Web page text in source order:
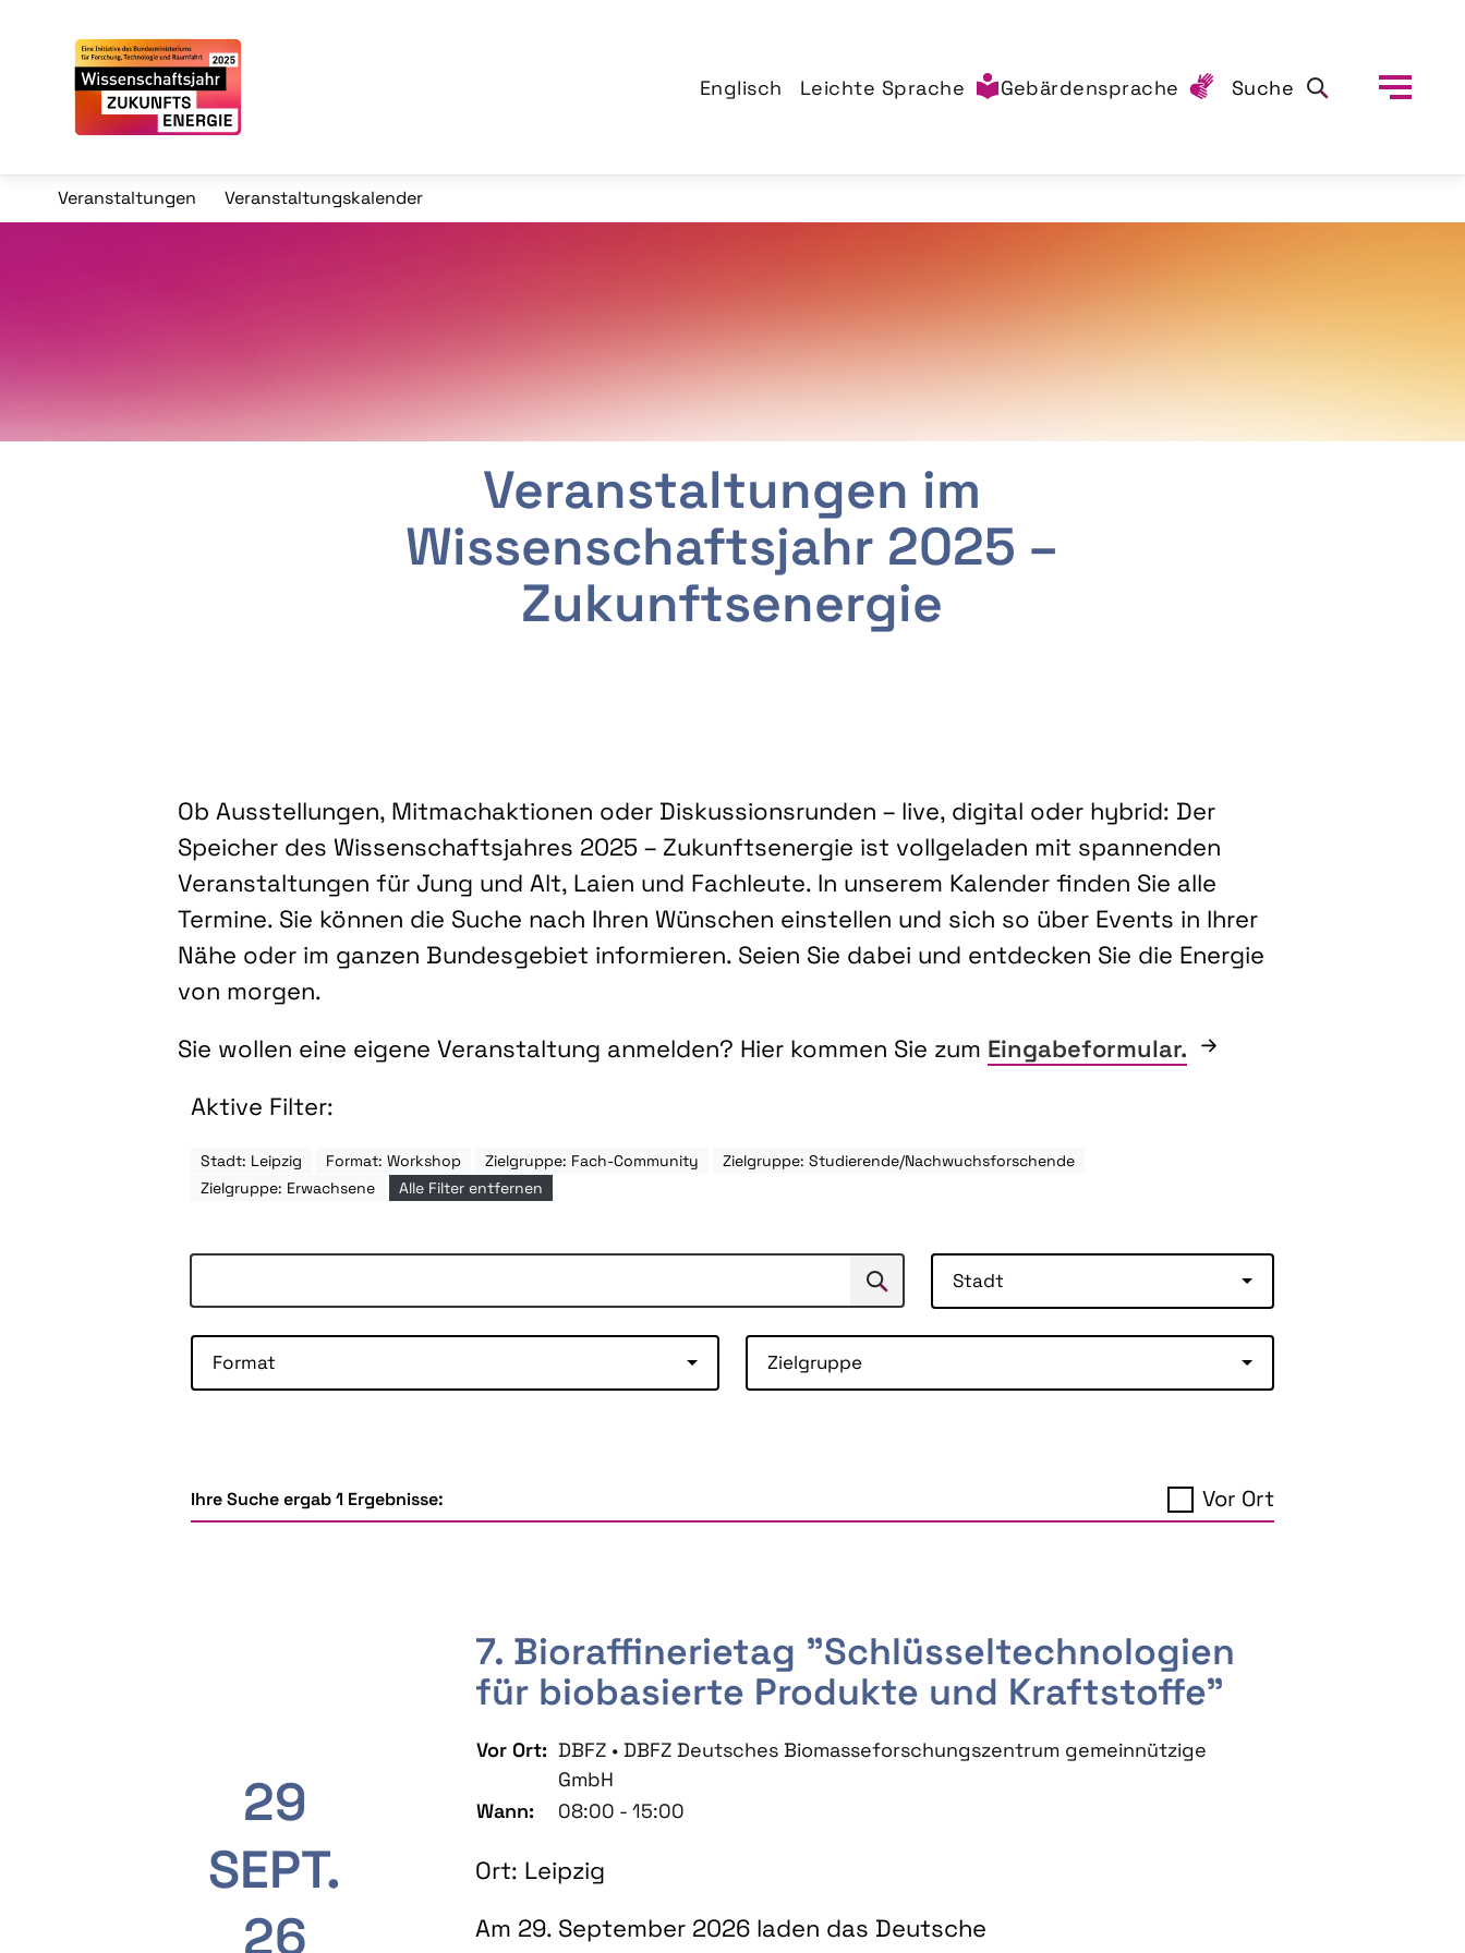
Englisch Leichte Sprache Gebärdensprache Suche
Veranstaltungen Veranstaltungskalender
Veranstaltungen im
Wissenschaftsjahr 2025 –
Zukunftsenergie
Ob Ausstellungen, Mitmachaktionen oder Diskussionsrunden – live, digital oder hybrid: Der
Speicher des Wissenschaftsjahres 2025 – Zukunftsenergie ist vollgeladen mit spannenden
Veranstaltungen für Jung und Alt, Laien und Fachleute. In unserem Kalender finden Sie alle
Termine. Sie können die Suche nach Ihren Wünschen einstellen und sich so über Events in Ihrer
Nähe oder im ganzen Bundesgebiet informieren. Seien Sie dabei und entdecken Sie die Energie
von morgen.
Sie wollen eine eigene Veranstaltung anmelden? Hier kommen Sie zum Eingabeformular.
Aktive Filter:
Stadt: Leipzig Format: Workshop Zielgruppe: Fach-Community
Zielgruppe: Studierende/Nachwuchsforschende
Zielgruppe: Erwachsene
Alle Filter entfernen
Suchen Stadt
Format Zielgruppe
Ihre Suche ergab 1 Ergebnisse: Vor Ort
29
SEPT.
26
7. Bioraffinerietag "Schlüsseltechnologien
für biobasierte Produkte und Kraftstoffe"
Vor Ort: DBFZ • DBFZ Deutsches Biomasseforschungszentrum gemeinnützige
GmbH
Wann:
08:00 - 15:00
Ort: Leipzig
Am 29. September 2026 laden das Deutsche